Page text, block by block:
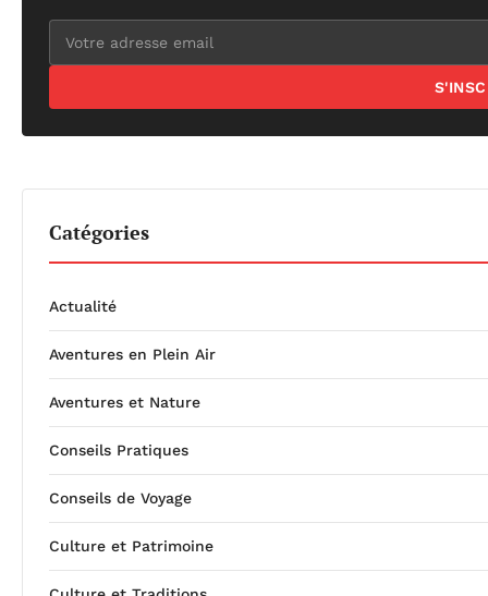
Catégories
Actualité
Aventures en Plein Air
Aventures et Nature
Conseils Pratiques
Conseils de Voyage
Culture et Patrimoine